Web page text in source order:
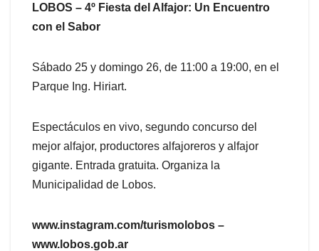
LOBOS – 4º Fiesta del Alfajor: Un Encuentro
con el Sabor
Sábado 25 y domingo 26, de 11:00 a 19:00, en el
Parque Ing. Hiriart.
Espectáculos en vivo, segundo concurso del
mejor alfajor, productores alfajoreros y alfajor
gigante. Entrada gratuita. Organiza la
Municipalidad de Lobos.
www.instagram.com/turismolobos –
www.lobos.gob.ar